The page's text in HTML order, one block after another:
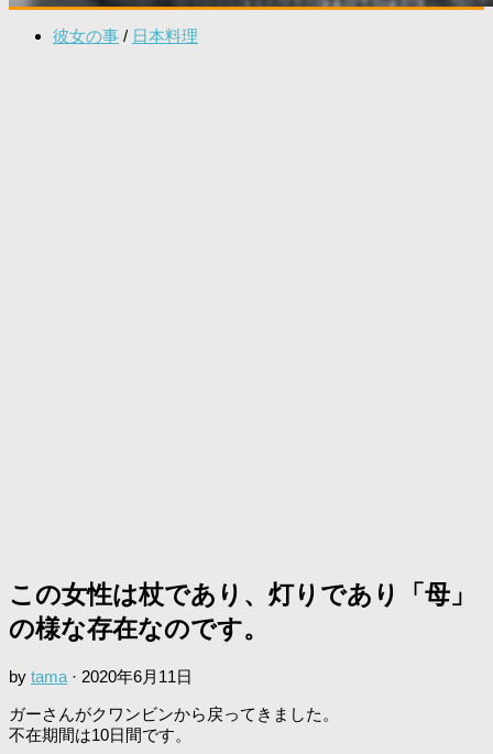
彼女の事 / 日本料理
この女性は杖であり、灯りであり「母」
の様な存在なのです。
by tama · 2020年6月11日
ガーさんがクワンビンから戻ってきました。
不在期間は10日間です。